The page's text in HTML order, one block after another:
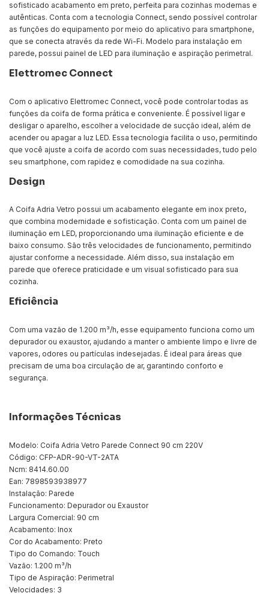
sofisticado acabamento em preto, perfeita para cozinhas modernas e
autênticas. Conta com a tecnologia Connect, sendo possível controlar
as funções do equipamento por meio do aplicativo para smartphone,
que se conecta através da rede Wi-Fi. Modelo para instalação em
parede, possui painel de LED para iluminação e aspiração perimetral.
Elettromec Connect
Com o aplicativo Elettromec Connect, você pode controlar todas as
funções da coifa de forma prática e conveniente. É possível ligar e
desligar o aparelho, escolher a velocidade de sucção ideal, além de
acender ou apagar a luz LED. Essa tecnologia facilita o uso, permitindo
que você ajuste a coifa de acordo com suas necessidades, tudo pelo
seu smartphone, com rapidez e comodidade na sua cozinha.
Design
A Coifa Adria Vetro possui um acabamento elegante em inox preto,
que combina modernidade e sofisticação. Conta com um painel de
iluminação em LED, proporcionando uma iluminação eficiente e de
baixo consumo. São três velocidades de funcionamento, permitindo
ajustar conforme a necessidade. Além disso, sua instalação em
parede que oferece praticidade e um visual sofisticado para sua
cozinha.
Eficiência
Com uma vazão de 1.200 m³/h, esse equipamento funciona como um
depurador ou exaustor, ajudando a manter o ambiente limpo e livre de
vapores, odores ou partículas indesejadas. É ideal para áreas que
precisam de uma boa circulação de ar, garantindo conforto e
segurança.
Informações Técnicas
Modelo: Coifa Adria Vetro Parede Connect 90 cm 220V
Código: CFP-ADR-90-VT-2ATA
Ncm: 8414.60.00
Ean: 7898593938977
Instalação: Parede
Funcionamento: Depurador ou Exaustor
Largura Comercial: 90 cm
Acabamento: Inox
Cor do Acabamento: Preto
Tipo do Comando: Touch
Vazão: 1.200 m³/h
Tipo de Aspiração: Perimetral
Velocidades: 3